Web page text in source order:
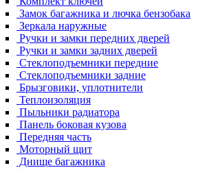
Замок багажника и лючка бензобака
Зеркала наружные
Ручки и замки передних дверей
Ручки и замки задних дверей
Стеклоподъемники передние
Стеклоподъемники задние
Брызговики, уплотнители
Теплоизоляция
Пыльники радиатора
Панель боковая кузова
Передняя часть
Моторный щит
Днище багажника